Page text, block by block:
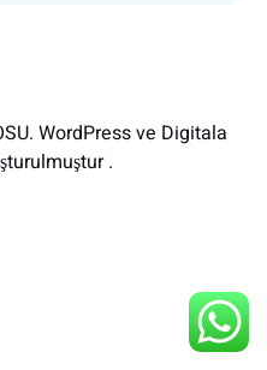
WordPress ve Digitala
.